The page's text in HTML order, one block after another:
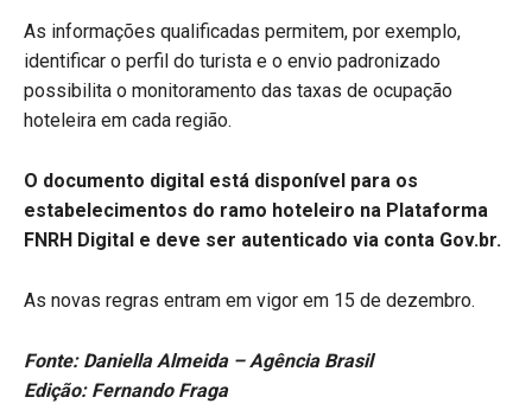
As informações qualificadas permitem, por exemplo,
identificar o perfil do turista e o envio padronizado
possibilita o monitoramento das taxas de ocupação
hoteleira em cada região.
O documento digital está disponível para os
estabelecimentos do ramo hoteleiro na Plataforma
FNRH Digital e deve ser autenticado via conta Gov.br.
As novas regras entram em vigor em 15 de dezembro.
Fonte: Daniella Almeida – Agência Brasil
Edição: Fernando Fraga